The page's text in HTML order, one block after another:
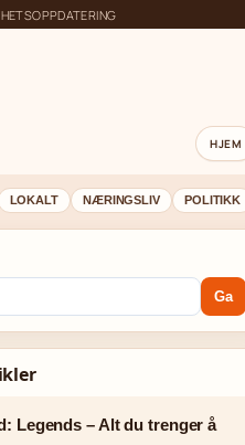
HJEM
LOKALT NÆRINGSLIV POLITIKK
Ga
Legends – Alt du trenger å